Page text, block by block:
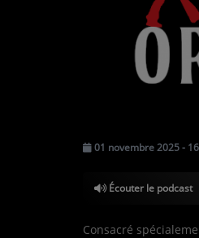
C'EST QUOI CETTE RADIO
LES ATELIERS
COMMUNIQUEZ SUR
01 novembre 2025 -
Écouter le podcast
Consacré